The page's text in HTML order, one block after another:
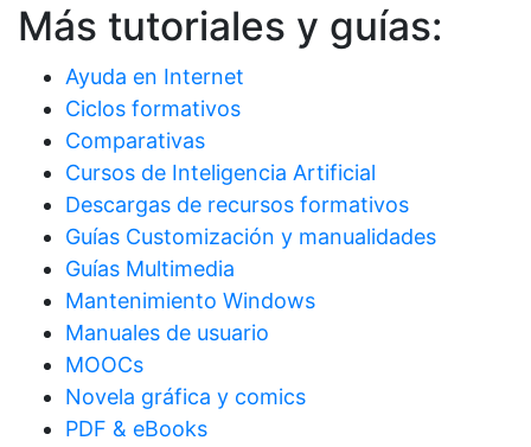
Más tutoriales y guías:
Ayuda en Internet
Ciclos formativos
Comparativas
Cursos de Inteligencia Artificial
Descargas de recursos formativos
Guías Customización y manualidades
Guías Multimedia
Mantenimiento Windows
Manuales de usuario
MOOCs
Novela gráfica y comics
PDF & eBooks